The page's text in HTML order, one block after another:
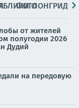
ФОТОЛОНГРИДЫ
от жителей
полугодии 2026
Дудий
на передовую